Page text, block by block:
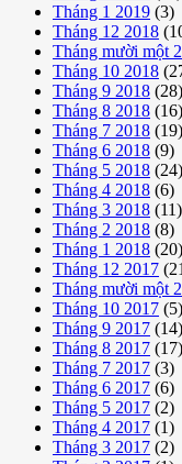
Tháng 1 2019 (3)
Tháng 12 2018
Tháng mười một
Tháng 10 2018
Tháng 9 2018 (28)
Tháng 8 2018 (16)
Tháng 7 2018 (19)
Tháng 6 2018 (9)
Tháng 5 2018 (24)
Tháng 4 2018 (6)
Tháng 3 2018 (11)
Tháng 2 2018 (8)
Tháng 1 2018 (20)
Tháng 12 2017
Tháng mười một
Tháng 10 2017 (5)
Tháng 9 2017 (14)
Tháng 8 2017 (17)
Tháng 7 2017 (3)
Tháng 6 2017 (6)
Tháng 5 2017 (2)
Tháng 4 2017 (1)
Tháng 3 2017 (2)